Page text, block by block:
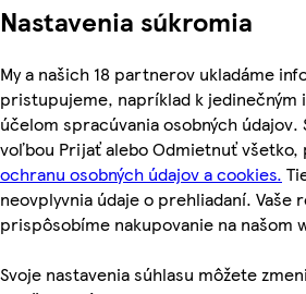
Nastavenia súkromia
My a našich 18 partnerov ukladáme
pristupujeme, napríklad k
účelom spracúvania osobných
voľbou Prijať alebo Odmietnuť
ochranu osobných údajov a cookies.
neovplyvnia údaje o prehliadaní. Vaše
prispôsobíme nakupovanie na našom
Svoje nastavenia súhlasu môžete